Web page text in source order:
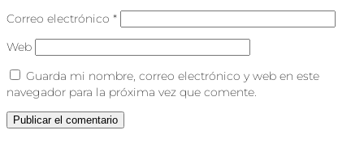
Correo electrónico *
Web
Guarda mi nombre, correo electrónico y web en este
navegador para la próxima vez que comente.